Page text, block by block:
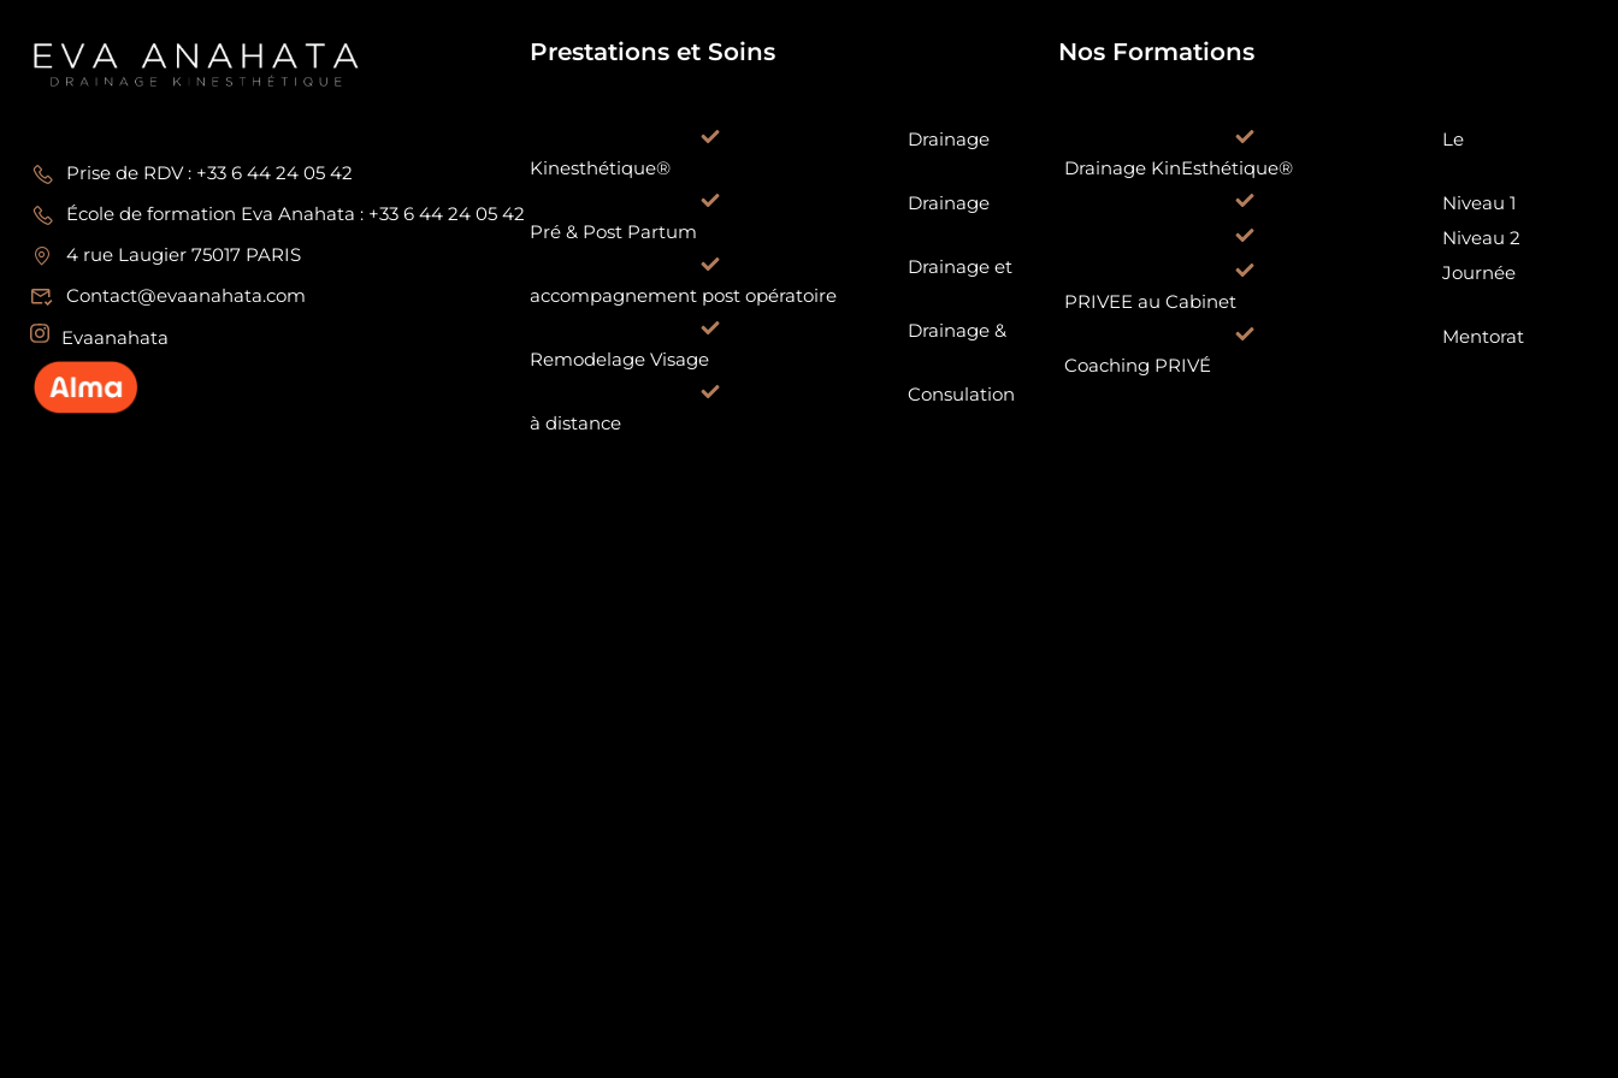
Prise de RDV : +33 6 44 24 05 42
École de formation Eva Anahata : +33 6 44 24 05 42
4 rue Laugier 75017 PARIS
Contact@evaanahata.com
Evaanahata
Prestations et Soins
Drainage
Kinesthétique®
Drainage
Pré & Post Partum
Drainage et
accompagnement post opératoire
Drainage &
Remodelage Visage
Consulation
à distance
Nos Formations
Le
Drainage KinEsthétique®
Niveau 1
Niveau 2
Journée
PRIVEE au Cabinet
Mentorat
Coaching PRIVÉ